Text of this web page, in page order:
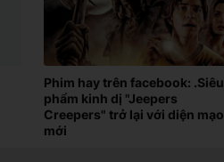
Phim hay trên facebook: .Siêu
phẩm kinh dị "Jeepers
Creepers" trở lại với diện mạo
mới